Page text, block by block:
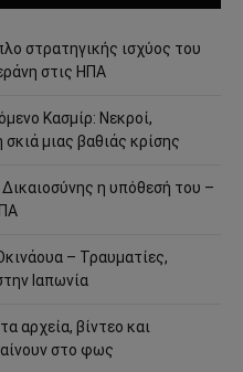
στρατηγικής ισχύος του
στις ΗΠΑ
Κασμίρ: Νεκροί,
μιας βαθιάς κρίσης
η υπόθεσή του –
– Τραυματίες,
Ιαπωνία
αρχεία, βίντεο και
στο φως